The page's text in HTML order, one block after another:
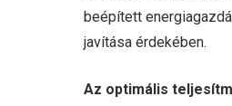
beépített
javítása érdekében.
Az optimális